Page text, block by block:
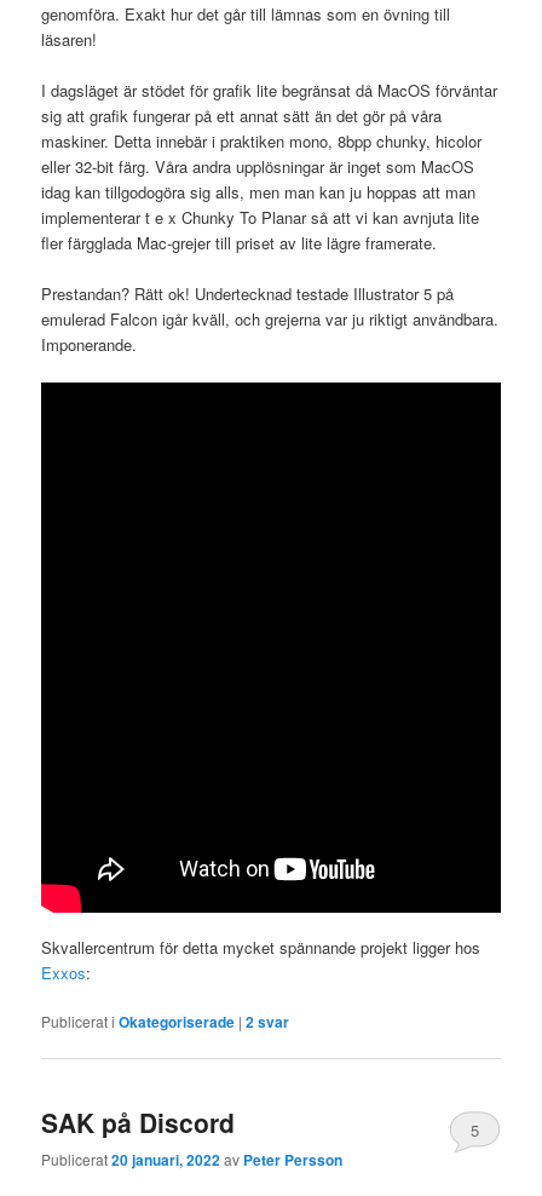
genomföra. Exakt hur det går till lämnas som en övning till
läsaren!
I dagsläget är stödet för grafik lite begränsat då MacOS förväntar
sig att grafik fungerar på ett annat sätt än det gör på våra
maskiner. Detta innebär i praktiken mono, 8bpp chunky, hicolor
eller 32-bit färg. Våra andra upplösningar är inget som MacOS
idag kan tillgodogöra sig alls, men man kan ju hoppas att man
implementerar t e x Chunky To Planar så att vi kan avnjuta lite
fler färgglada Mac-grejer till priset av lite lägre framerate.
Prestandan? Rätt ok! Undertecknad testade Illustrator 5 på
emulerad Falcon igår kväll, och grejerna var ju riktigt användbara.
Imponerande.
Skvallercentrum för detta mycket spännande projekt ligger hos
Exxos:
Publicerat i Okategoriserade |2svar
SAK på Discord
Publicerat20 januari, 2022av Peter Persson
5